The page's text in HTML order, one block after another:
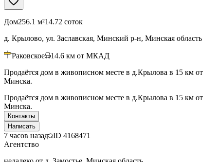
Дом256.1 м²14.72 соток
д. Крылово, ул. Заславская, Минский р-н, Минская область
Раковское 14.6 км от МКАД
Продаётся дом в живописном месте в д.Крылова в 15 км от
Минска.
Продаётся дом в живописном месте в д.Крылова в 15 км от
Минска.
Контакты
Написать
7 часов назад ID 4168471
Агентство